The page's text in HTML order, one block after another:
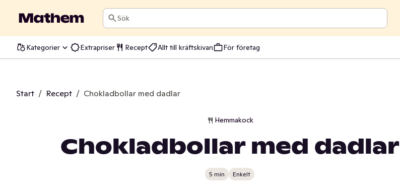
Sök
Kategorier Extrapriser Recept Allt till kräftskivan För företag
Start / Recept / Chokladbollar med dadlar
Hemmakock
Chokladbollar med dadlar
5 min Enkelt